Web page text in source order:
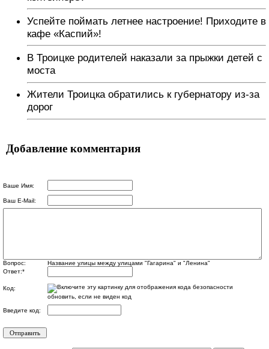
Успейте поймать летнее настроение! Приходите в
кафе «Каспий»!
В Троицке родителей наказали за прыжки детей с
моста
Жители Троицка обратились к губернатору из-за
дорог
Добавление комментария
Ваше Имя:
Ваш E-Mail:
Вопрос:
Название улицы между улицами "Гагарина" и "Ленина"
Ответ:*
Код:
обновить, если не виден код
Введите код: